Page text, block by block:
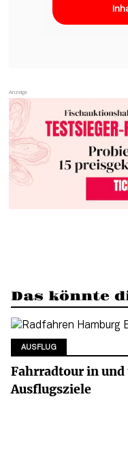
Das könnte
AUSFLUG
Fahrradtour in und
Ausflugsziele